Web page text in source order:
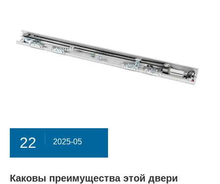
22 2025-05
Каковы преимущества этой двери